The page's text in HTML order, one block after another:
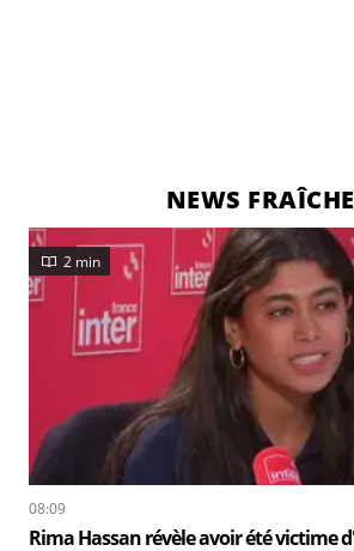
NEWS
2 min
08:09
Rima Hassan révèle avoir été victime